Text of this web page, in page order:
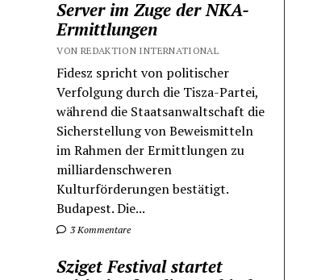
Server im Zuge der NKA-
Ermittlungen
VON REDAKTION INTERNATIONAL
Fidesz spricht von politischer
Verfolgung durch die Tisza-Partei,
während die Staatsanwaltschaft die
Sicherstellung von Beweismitteln
im Rahmen der Ermittlungen zu
milliardenschweren
Kulturförderungen bestätigt.
Budapest. Die...
3 Kommentare
Sziget Festival startet